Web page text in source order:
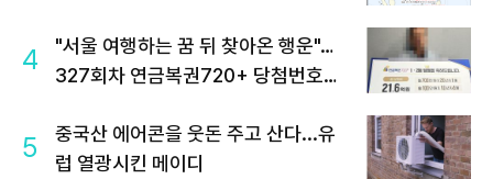
4
"서울 여행하는 꿈 뒤 찾아온 행운"…
327회차 연금복권720+ 당첨번호조
5
중국산 에어콘을 웃돈 주고 산다...유
럽 열광시킨 메이디